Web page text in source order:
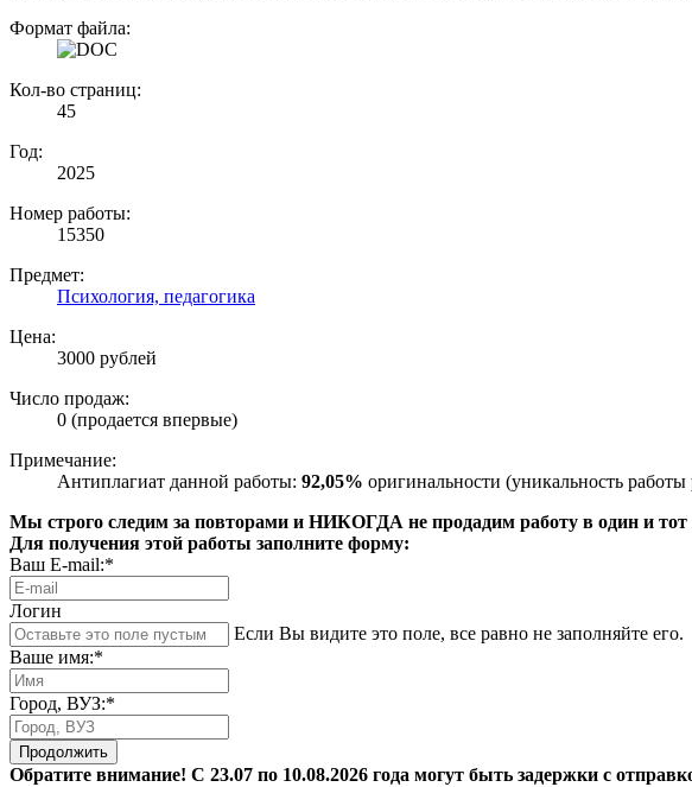
Формат файла:
Кол-во страниц:
45
Год:
2025
Номер работы:
15350
Предмет:
Психология, педагогика
Цена:
3000 рублей
Число продаж:
0 (продается впервые)
Примечание:
Антиплагиат данной работы: 92,05% оригинальности (уникальность работы
Мы строго следим за повторами и НИКОГДА не продадим работу в один и тот
Для получения этой работы заполните форму:
Ваш E-mail:*
Логин
Если Вы видите это поле, все равно не заполняйте его.
Ваше имя:*
Город, ВУЗ:*
Продолжить
Обратите внимание! С 23.07 по 10.08.2026 года могут быть задержки с